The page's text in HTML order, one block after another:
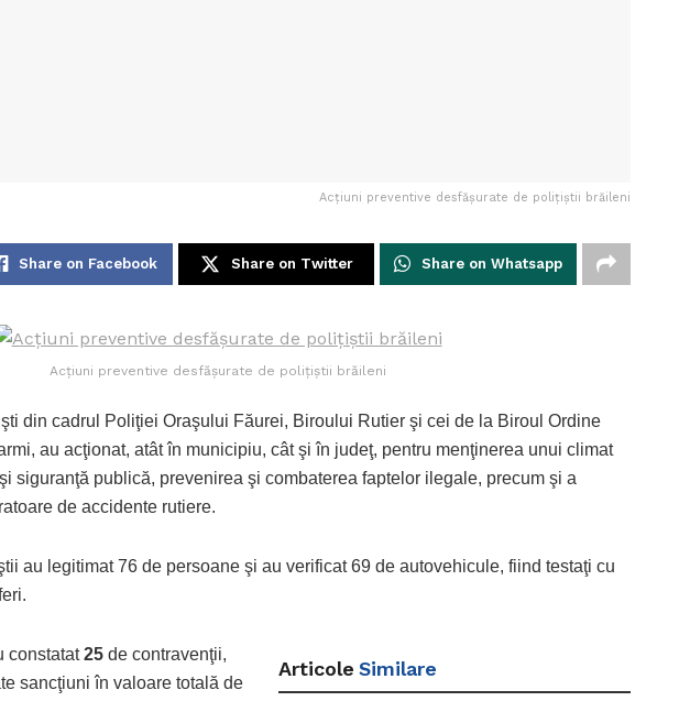
Acţiuni preventive desfăşurate de poliţiştii brăileni
Share on Facebook Share on Twitter Share on Whatsapp
Acţiuni preventive desfăşurate de poliţiştii brăileni
din cadrul Poliţiei Oraşului Făurei, Biroului Rutier şi cei de la Biroul Ordine
au acţionat, atât în municipiu, cât şi în judeţ, pentru menţinerea unui climat
siguranţă publică, prevenirea şi combaterea faptelor ilegale, precum şi a
de accidente rutiere.
au legitimat 76 de persoane şi au verificat 69 de autovehicule, fiind testaţi cu
Articole Similare
constatat25 de contravenţii,
sancţiuni în valoare totală de